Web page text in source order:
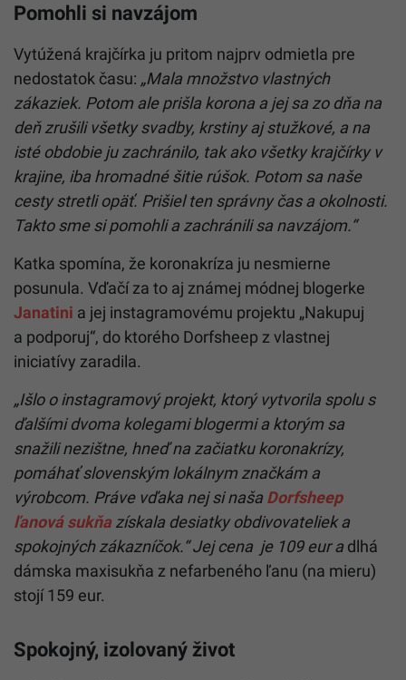
Pomohli si navzájom
Vytúžená krajčírka ju pritom najprv odmietla pre
nedostatok času: „Mala množstvo vlastných
zákaziek. Potom ale prišla korona a jej sa zo dňa na
deň zrušili všetky svadby, krstiny aj stužkové, a na
isté obdobie ju zachránilo, tak ako všetky krajčírky v
krajine, iba hromadné šitie rúšok. Potom sa naše
cesty stretli opäť. Prišiel ten správny čas a okolnosti.
Takto sme si pomohli a zachránili sa navzájom.“
Katka spomína, že koronakríza ju nesmierne
posunula. Vďačí za to aj známej módnej blogerke
Janatini a jej instagramovému projektu „Nakupuj
a podporuj“, do ktorého Dorfsheep z vlastnej
iniciatívy zaradila.
„Išlo o instagramový projekt, ktorý vytvorila spolu s
ďalšími dvoma kolegami blogermi a ktorým sa
snažili nezištne, hneď na začiatku koronakrízy,
pomáhať slovenským lokálnym značkám a
výrobcom. Práve vďaka nej si naša Dorfsheep
ľanová sukňazískala desiatky obdivovateliek a
spokojných zákazníčok.“ Jej cena je 109 eur a dlhá
dámska maxisukňa z nefarbeného ľanu (na mieru)
stojí 159 eur.
Spokojný, izolovaný život